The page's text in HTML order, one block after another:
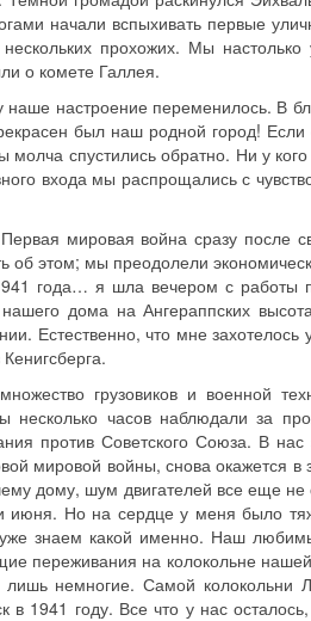
начали вспыхивать первые
прохожих. Мы настолько
о комете Галлея.
настроение переменилось. В
был наш родной город!
спустились обратно. Ни у
входа мы распрощались с
мировая война сразу после
об этом; мы преодолели
года… я шла вечером с работы
дома на Ангераппских
Естественно, что мне захотелось
грузовиков и военной
часов наблюдали за
против Советского Союза. В нас
мировой войны, снова окажется в
дому, шум двигателей все еще не
июня. Но на сердце у меня было
знаем какой именно. Наш
переживания на колокольне
немногие. Самой колокольни
1941 году. Все что у нас